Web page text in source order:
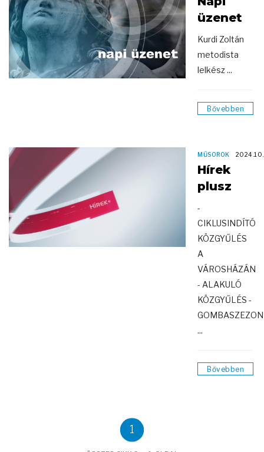
üzenet
Kurdi Zoltán
metodista
lelkész ...
Bővebben
MŰSOROK
Hírek
plusz
-
CIKLUSINDÍTÓ
KÖZGYŰLÉS
A
VÁROSHÁZÁN
- ALAKULÓ
KÖZGYŰLÉS -
GOMBASZEZON
...
Bővebben
1